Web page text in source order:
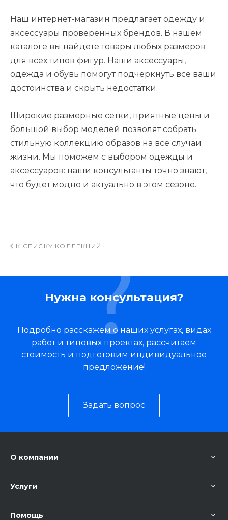
Наш интернет-магазин предлагает одежду и
аксессуары проверенных брендов. В нашем
каталоге вы найдете товары любых размеров
для всех типов фигур. Наши аксессуары,
одежда и обувь помогут подчеркнуть все ваши
достоинства и скрыть недостатки.
Широкие размерные сетки, приятные цены и
большой выбор моделей позволят собрать
стильную коллекцию образов на все случаи
жизни. Мы поможем с выбором одежды и
аксессуаров: наши консультанты точно знают,
что будет модно и актуально в этом сезоне.
К СПИСКУ КОЛЛЕКЦИЙ
Нужна консультация?
Подробно расскажем о наших услугах, видах
работ и типовых проектах, рассчитаем
стоимость и подготовим индивидуальное
предложение!
Задать вопрос
О компании
Услуги
Помощь